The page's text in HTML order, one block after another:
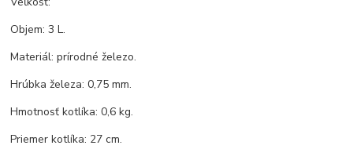
Objem: 3 L.
Materiál: prírodné železo.
Hrúbka železa: 0,75 mm.
Hmotnosť kotlíka: 0,6 kg.
Priemer kotlíka: 27 cm.